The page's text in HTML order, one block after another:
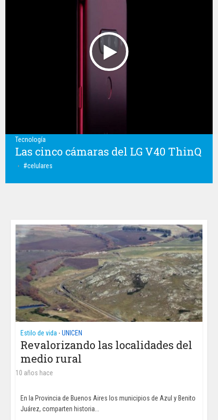
Tecnología
Las cinco cámaras del LG V40 ThinQ
celulares
Estilo de vida • UNICEN
Revalorizando las localidades del
medio rural
10 años hace
En la Provincia de Buenos Aires los municipios de Azul y Benito
Juárez, comparten historia...